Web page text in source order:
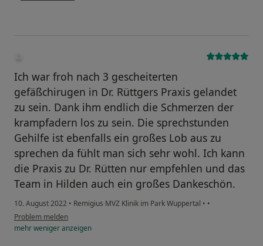
Ich war froh nach 3 gescheiterten
gefäßchirugen in Dr. Rüttgers Praxis gelandet
zu sein. Dank ihm endlich die Schmerzen der
krampfadern los zu sein. Die sprechstunden
Gehilfe ist ebenfalls ein großes Lob aus zu
sprechen da fühlt man sich sehr wohl. Ich kann
die Praxis zu Dr. Rütten nur empfehlen und das
Team in Hilden auch ein großes Dankeschön.
10. August 2022 • Remigius MVZ Klinik im Park Wuppertal • •
Problem melden
mehrwenigeranzeigen